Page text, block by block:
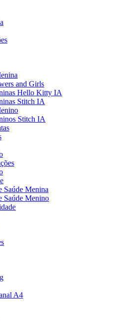
and Girls
Hello Kitty IA
Stitch IA
Stitch IA
Saúde Menina
Saúde Menino
A4